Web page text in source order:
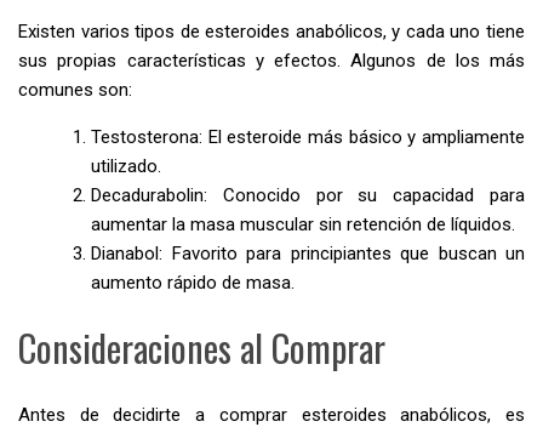
Existen varios tipos de esteroides anabólicos, y cada uno tiene
sus propias características y efectos. Algunos de los más
comunes son:
Testosterona: El esteroide más básico y ampliamente
utilizado.
Decadurabolin: Conocido por su capacidad para
aumentar la masa muscular sin retención de líquidos.
Dianabol: Favorito para principiantes que buscan un
aumento rápido de masa.
Consideraciones al Comprar
Antes de decidirte a comprar esteroides anabólicos, es